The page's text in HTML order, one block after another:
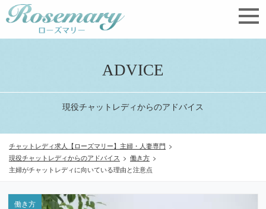
ADVICE
現役チャットレディからのアドバイス
チャットレディ求人【ローズマリー】主婦・人妻専門 >
現役チャットレディからのアドバイス > 働き方 >
主婦がチャットレディに向いている理由と注意点
働き方